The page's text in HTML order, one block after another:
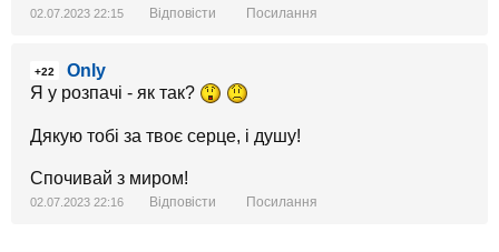
02.07.2023 22:15 Відповісти Посилання
+22
Only
Я у розпачі - як так?
Дякую тобі за твоє серце, і душу!
Спочивай з миром!
02.07.2023 22:16 Відповісти Посилання